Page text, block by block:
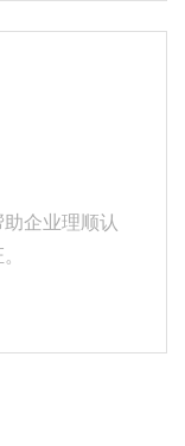
企业理顺认